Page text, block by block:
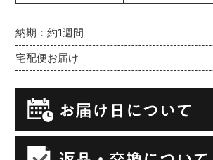
納期：約1週間
宅配便お届け